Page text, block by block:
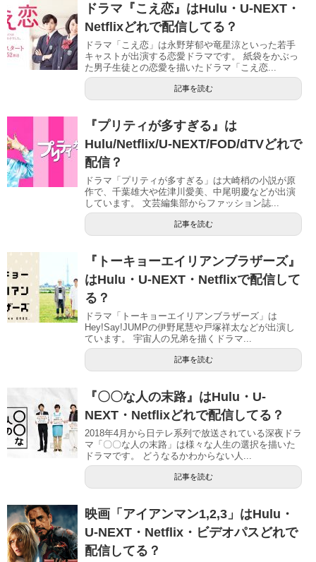
ドラマ『こえ恋』はHulu・U-NEXT・
Netflixどれで配信してる？
ドラマ「こえ恋」は永野芽郁や竜星涼といった若手
キャストが出演する恋愛ドラマです。 紙袋をかぶっ
た男子生徒との恋愛を描いたドラマ「こえ恋...
記事を読む
『プリティが多すぎる』は
Hulu/Netflix/U-NEXT/FOD/dTVどれで
配信？
ドラマ「プリティが多すぎる」は大崎梢の小説が原
作で、千葉雄大や佐津川愛美、中尾明慶などが出演
しています。 文芸編集部からファッション誌...
記事を読む
『トーキョーエイリアンブラザーズ』
はHulu・U-NEXT・Netflixで配信して
る？
ドラマ「トーキョーエイリアンブラザーズ」は
Hey!Say!JUMPの伊野尾慧や戸塚祥太などが出演し
ています。 宇宙人の兄弟を描くドラマ...
記事を読む
『〇〇な人の末路』はHulu・U-
NEXT・Netflixどれで配信してる？
2018年4月から日テレ系列で放送されている深夜ドラ
マ「〇〇な人の末路」は様々な人生の選択を描いた
ドラマです。 どうなるかわからない人...
記事を読む
映画「アイアンマン1,2,3」はHulu・
U-NEXT・Netflix・ビデオパスどれで
配信してる？